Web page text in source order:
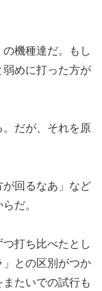
機種達だ。もし
弱めに打った方が
だが、それを原
回るなあ」など
だ。
打ち比べたとし
との区別がつか
たいでの試行も